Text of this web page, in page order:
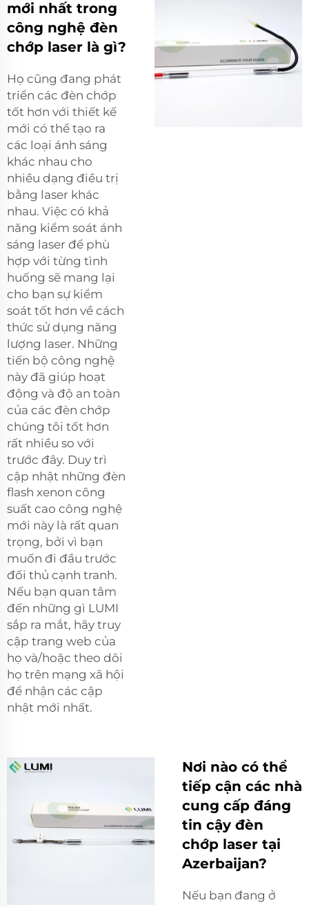
mới nhất trong
công nghệ đèn
chớp laser là gì?
Họ cũng đang phát
triển các đèn chớp
tốt hơn với thiết kế
mới có thể tạo ra
các loại ánh sáng
khác nhau cho
nhiều dạng điều trị
bằng laser khác
nhau. Việc có khả
năng kiểm soát ánh
sáng laser để phù
hợp với từng tình
huống sẽ mang lại
cho bạn sự kiểm
soát tốt hơn về cách
thức sử dụng năng
lượng laser. Những
tiến bộ công nghệ
này đã giúp hoạt
động và độ an toàn
của các đèn chớp
chúng tôi tốt hơn
rất nhiều so với
trước đây. Duy trì
cập nhật những đèn
flash xenon công
suất cao công nghệ
mới này là rất quan
trọng, bởi vì bạn
muốn đi đầu trước
đối thủ cạnh tranh.
Nếu bạn quan tâm
đến những gì LUMI
sắp ra mắt, hãy truy
cập trang web của
họ và/hoặc theo dõi
họ trên mạng xã hội
để nhận các cập
nhật mới nhất.
Nơi nào có thể
tiếp cận các nhà
cung cấp đáng
tin cậy đèn
chớp laser tại
Azerbaijan?
Nếu bạn đang ở